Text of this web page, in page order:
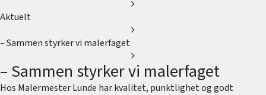
chevron_right
Aktuelt
chevron_right
– Sammen styrker vi malerfaget
chevron_right
– Sammen styrker vi malerfaget
Hos Malermester Lunde har kvalitet, punktlighet og godt